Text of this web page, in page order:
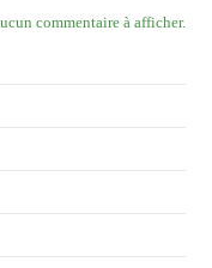
commentaire à afficher.